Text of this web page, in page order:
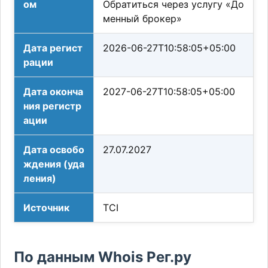
ом
Обратиться через услугу «До
менный брокер»
Дата регист
рации
2026-06-27T10:58:05+05:00
Дата оконча
ния регистр
ации
2027-06-27T10:58:05+05:00
Дата освобо
ждения (уда
ления)
27.07.2027
Источник TCI
По данным Whois Рег.ру